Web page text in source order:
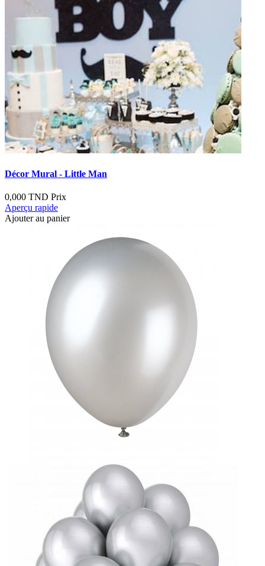
Décor Mural - Little Man
0,000 TND Prix
Aperçu rapide
Ajouter au panier